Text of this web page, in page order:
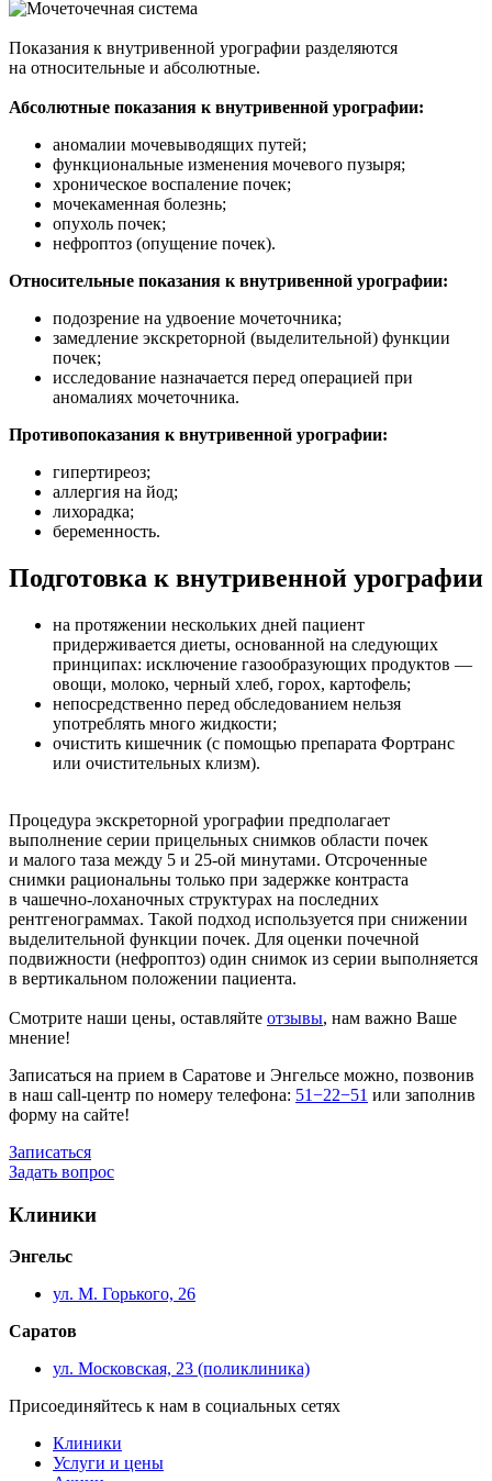
Показания к внутривенной урографии разделяются
на относительные и абсолютные.
Абсолютные показания к внутривенной урографии:
аномалии мочевыводящих путей;
функциональные изменения мочевого пузыря;
хроническое воспаление почек;
мочекаменная болезнь;
опухоль почек;
нефроптоз (опущение почек).
Относительные показания к внутривенной урографии:
подозрение на удвоение мочеточника;
замедление экскреторной (выделительной) функции
почек;
исследование назначается перед операцией при
аномалиях мочеточника.
Противопоказания к внутривенной урографии:
гипертиреоз;
аллергия на йод;
лихорадка;
беременность.
Подготовка к внутривенной урографии
на протяжении нескольких дней пациент
придерживается диеты, основанной на следующих
принципах: исключение газообразующих продуктов —
овощи, молоко, черный хлеб, горох, картофель;
непосредственно перед обследованием нельзя
употреблять много жидкости;
очистить кишечник (с помощью препарата Фортранс
или очистительных клизм).
Процедура экскреторной урографии предполагает
выполнение серии прицельных снимков области почек
и малого таза между 5 и 25-ой минутами. Отсроченные
снимки рациональны только при задержке контраста
в чашечно-лоханочных структурах на последних
рентгенограммах. Такой подход используется при снижении
выделительной функции почек. Для оценки почечной
подвижности (нефроптоз) один снимок из серии выполняется
в вертикальном положении пациента.
Смотрите наши цены, оставляйте отзывы, нам важно Ваше
мнение!
Записаться на прием в Саратове и Энгельсе можно, позвонив
в наш call-центр по номеру телефона: 51−22−51 или заполнив
форму на сайте!
Записаться
Задать вопрос
Клиники
Энгельс
ул. М. Горького, 26
Саратов
ул. Московская, 23 (поликлиника)
Присоединяйтесь к нам в социальных сетях
Клиники
Услуги и цены